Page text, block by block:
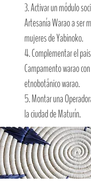
3. Activar un módulo
Artesanía Warao a ser
mujeres de Yabinoko.
4. Complementar el
Campamento warao
etnobotánico warao.
5. Montar una
la ciudad de Maturín.